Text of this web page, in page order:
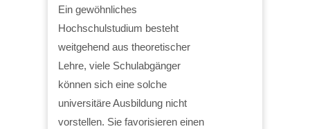
Ein gewöhnliches
Hochschulstudium besteht
weitgehend aus theoretischer
Lehre, viele Schulabgänger
können sich eine solche
universitäre Ausbildung nicht
vorstellen. Sie favorisieren einen